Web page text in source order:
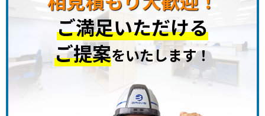
ご満足いただける
ご提案をいたします！